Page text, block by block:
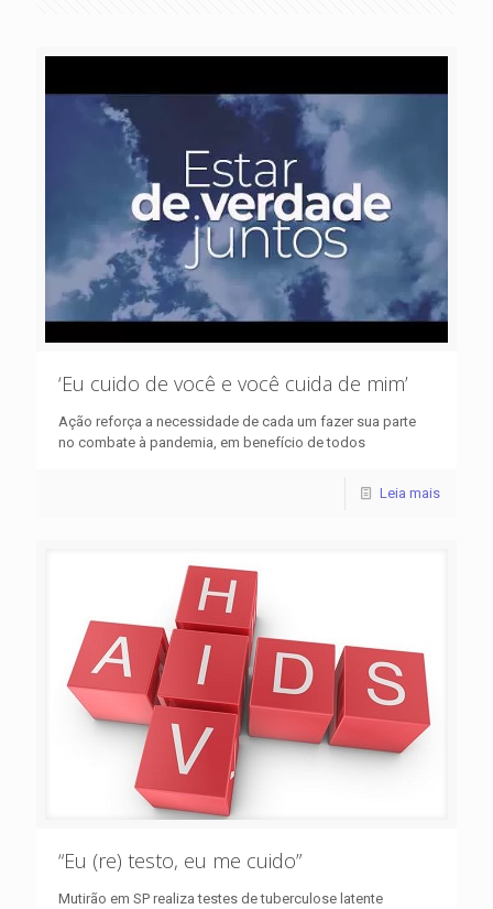
‘Eu cuido de você e você cuida de mim’
Ação reforça a necessidade de cada um fazer sua parte
no combate à pandemia, em benefício de todos
Leia mais
“Eu (re) testo, eu me cuido”
Mutirão em SP realiza testes de tuberculose latente